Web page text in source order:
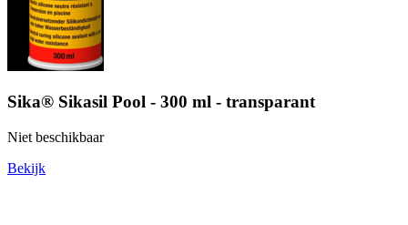
Sika® Sikasil Pool - 300 ml - transparant
Niet beschikbaar
Bekijk